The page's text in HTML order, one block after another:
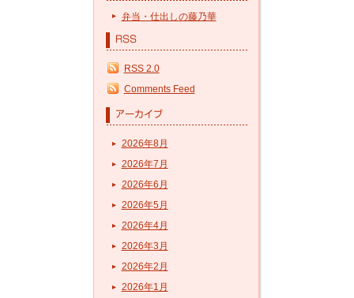
弁当・仕出しの藤乃華
RSS 2.0
Comments Feed
2026年8月
2026年7月
2026年6月
2026年5月
2026年4月
2026年3月
2026年2月
2026年1月